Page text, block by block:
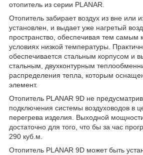
отопитель из серии PLANAR.
Отопитель забирает воздух из вне или
установлен, и выдает уже нагретый
пространство, обеспечивая тем самым
условиях низкой температуры.
обеспечивается стальным корпусом и
стальным, двухконтурным
распределения тепла, которым
элемент.
Отопитель PLANAR 9D не
подключения системы воздуховодов в
перегрева изделия. Выходной
достаточно для того, что бы за час
290 куб.м.
Отопитель PLANAR 9D может быть